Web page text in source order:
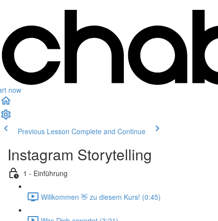
now
Previous Lesson Complete and Continue
Instagram Storytelling
1 - Einführung
Willkommen 👋 zu diesem Kurs! (0:45)